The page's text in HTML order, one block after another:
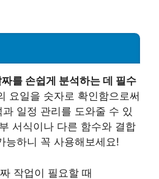
를 손쉽게 분석하는 데 필수
요일을 숫자로 확인함으로써
일정 관리를 도와줄 수 있
서식이나 다른 함수와 결합
능하니 꼭 사용해보세요!
작업이 필요할 때